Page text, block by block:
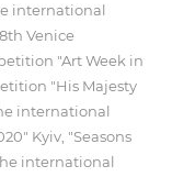
international
Venice
"Art Week in
"His Majesty
international
Kyiv, "Seasons
international